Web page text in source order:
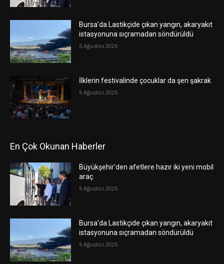
Bursa’da Lastikçide çıkan yangın, akaryakıt
istasyonuna sıçramadan söndürüldü
6 Ağustos 2026
İlklerin festivalinde çocuklar da şen şakrak
6 Ağustos 2026
En Çok Okunan Haberler
Büyükşehir’den afetlere hazır iki yeni mobil
araç
6 Ağustos 2026
Bursa’da Lastikçide çıkan yangın, akaryakıt
istasyonuna sıçramadan söndürüldü
6 Ağustos 2026